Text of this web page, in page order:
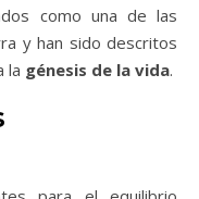
como una de las
y han sido descritos
la génesis de la vida.